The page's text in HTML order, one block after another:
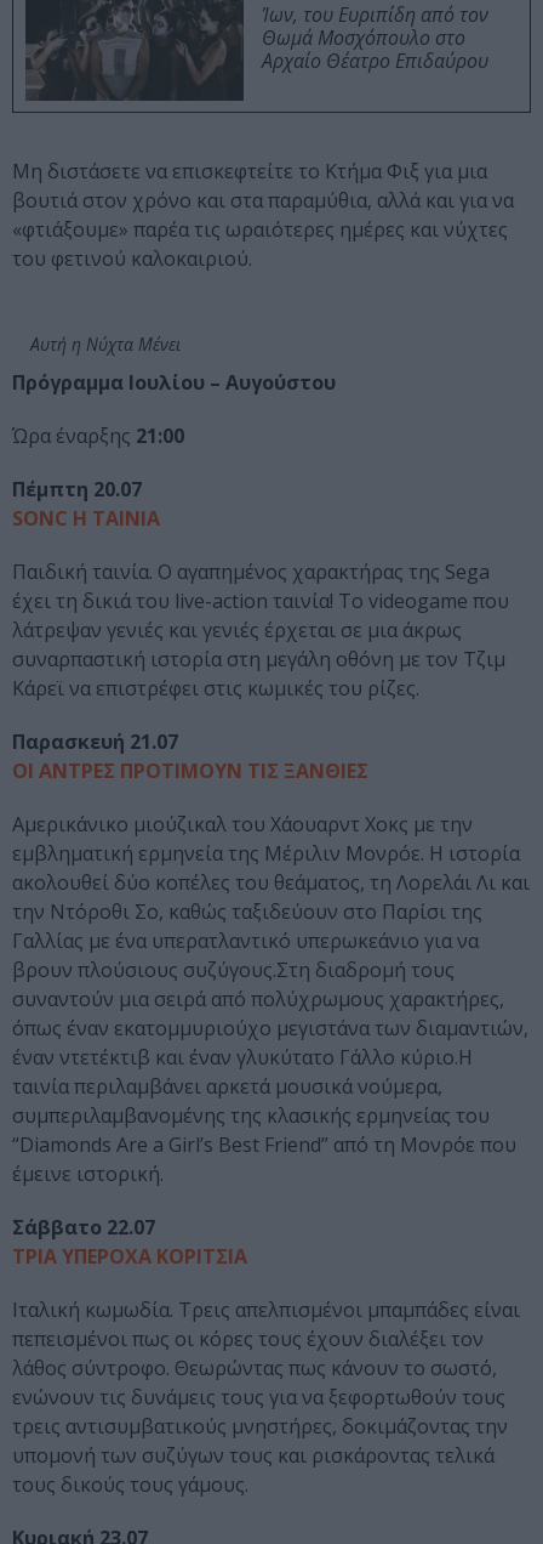
Ίων, του Ευριπίδη από τον
Θωμά Μοσχόπουλο στο
Αρχαίο Θέατρο Επιδαύρου
Μη διστάσετε να επισκεφτείτε το Κτήμα Φιξ για μια
βουτιά στον χρόνο και στα παραμύθια, αλλά και για να
«φτιάξουμε» παρέα τις ωραιότερες ημέρες και νύχτες
του φετινού καλοκαιριού.
Αυτή η Νύχτα Μένει
Πρόγραμμα Ιουλίου – Αυγούστου
Ώρα έναρξης 21:00
Πέμπτη 20.07
SONC Η ΤΑΙΝΙΑ
Παιδική ταινία. Ο αγαπημένος χαρακτήρας της Sega
έχει τη δικιά του live-action ταινία! Το videogame που
λάτρεψαν γενιές και γενιές έρχεται σε μια άκρως
συναρπαστική ιστορία στη μεγάλη οθόνη με τον Τζιμ
Κάρεϊ να επιστρέφει στις κωμικές του ρίζες.
Παρασκευή 21.07
ΟΙ ΑΝΤΡΕΣ ΠΡΟΤΙΜΟΥΝ ΤΙΣ ΞΑΝΘΙΕΣ
Αμερικάνικο μιούζικαλ του Χάουαρντ Χοκς με την
εμβληματική ερμηνεία της Μέριλιν Μονρόε. Η ιστορία
ακολουθεί δύο κοπέλες του θεάματος, τη Λορελάι Λι και
την Ντόροθι Σο, καθώς ταξιδεύουν στο Παρίσι της
Γαλλίας με ένα υπερατλαντικό υπερωκεάνιο για να
βρουν πλούσιους συζύγους.Στη διαδρομή τους
συναντούν μια σειρά από πολύχρωμους χαρακτήρες,
όπως έναν εκατομμυριούχο μεγιστάνα των διαμαντιών,
έναν ντετέκτιβ και έναν γλυκύτατο Γάλλο κύριο.Η
ταινία περιλαμβάνει αρκετά μουσικά νούμερα,
συμπεριλαμβανομένης της κλασικής ερμηνείας του
“Diamonds Are a Girl’s Best Friend” από τη Μονρόε που
έμεινε ιστορική.
Σάββατο 22.07
ΤΡΙΑ ΥΠΕΡΟΧΑ ΚΟΡΙΤΣΙΑ
Ιταλική κωμωδία. Τρεις απελπισμένοι μπαμπάδες είναι
πεπεισμένοι πως οι κόρες τους έχουν διαλέξει τον
λάθος σύντροφο. Θεωρώντας πως κάνουν το σωστό,
ενώνουν τις δυνάμεις τους για να ξεφορτωθούν τους
τρεις αντισυμβατικούς μνηστήρες, δοκιμάζοντας την
υπομονή των συζύγων τους και ρισκάροντας τελικά
τους δικούς τους γάμους.
Κυριακή 23.07